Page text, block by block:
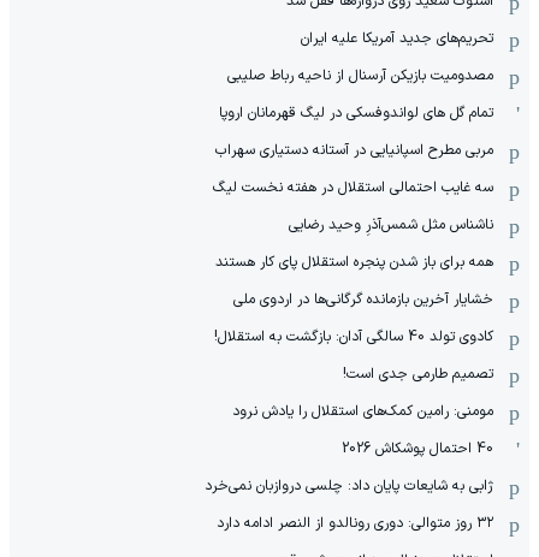
تحریم‌های جدید آمریکا علیه ایران
مصدومیت بازیکن آرسنال از ناحیه رباط صلیبی
تمام گل های لواندوفسکی در لیگ قهرمانان اروپا
مربی مطرح اسپانیایی در آستانه دستیاری سهراب
سه غایب احتمالی استقلال در هفته نخست لیگ
ناشناس مثل شمس‌آذرِ وحید رضایی
همه برای باز شدن پنجره استقلال پای کار هستند
خشایار آخرین بازمانده گرگانی‌ها در اردوی ملی
کادوی تولد 40 سالگی آدان: بازگشت به استقلال!
تصمیم طارمی جدی است!
مومنی: رامین کمک‌های استقلال را یادش نرود
40 احتمال پوشکاش 2026
ژابی به شایعات پایان داد: چلسی دروازبان نمی‌خرد
۳۲ روز متوالی: دوری رونالدو از النصر ادامه دارد